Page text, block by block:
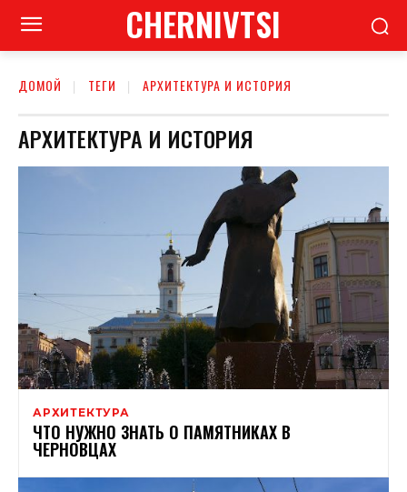
CHERNIVTSI
ДОМОЙ ТЕГИ АРХИТЕКТУРА И ИСТОРИЯ
АРХИТЕКТУРА И ИСТОРИЯ
АРХИТЕКТУРА
ЧТО НУЖНО ЗНАТЬ О ПАМЯТНИКАХ В
ЧЕРНОВЦАХ